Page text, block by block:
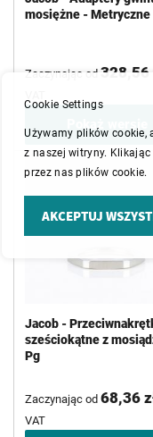
mosiężne - Metryczne
Zaczynając od 328,56
Pokaż wersje
Jacob -
sześciokątne z
Pg
Zaczynając od 68,36
VAT
Cookie Settings
Używamy plików cookie,
z naszej witryny. Klikając
przez nas plików cookie.
AKCEPTUJ